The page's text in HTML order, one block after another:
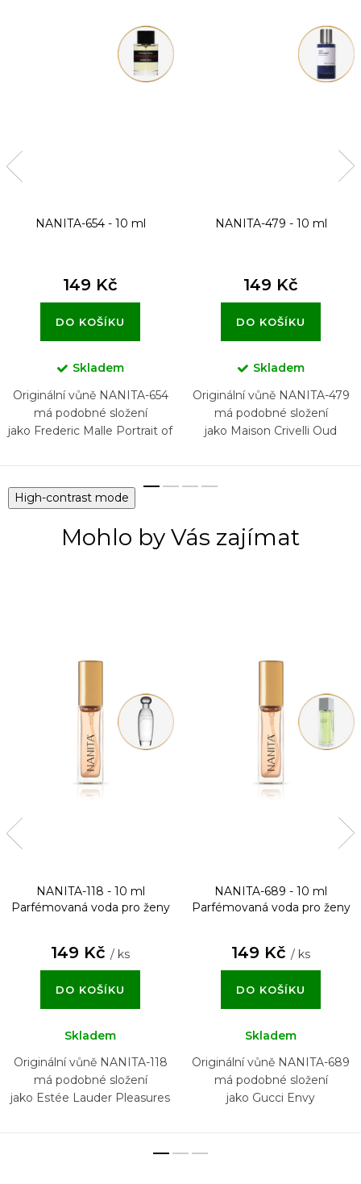
NANITA-654 - 10 ml
149 Kč
DO KOŠÍKU
Skladem
Originální vůně NANITA-654
má podobné složení
jako Frederic Malle Portrait of
NANITA-479 - 10 ml
149 Kč
DO KOŠÍKU
Skladem
Originální vůně NANITA-479
má podobné složení
jako Maison Crivelli Oud
High-contrast mode
Mohlo by Vás zajímat
NANITA-118 - 10 ml
Parfémovaná voda pro ženy
149 Kč / ks
DO KOŠÍKU
Skladem
Originální vůně NANITA-118
má podobné složení
jako Estée Lauder Pleasures
NANITA-689 - 10 ml
Parfémovaná voda pro ženy
149 Kč / ks
DO KOŠÍKU
Skladem
Originální vůně NANITA-689
má podobné složení
jako Gucci Envy